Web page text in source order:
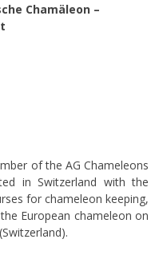
Chamäleon –
of the AG Chameleons
in Switzerland with the
for chameleon keeping,
European chameleon on